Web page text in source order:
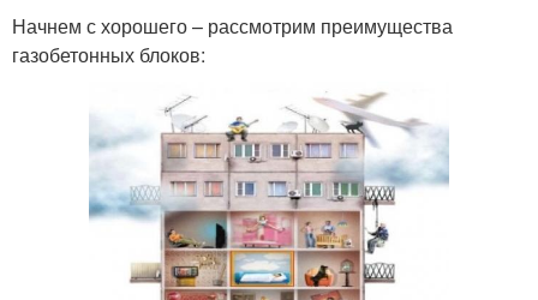
Начнем с хорошего – рассмотрим преимущества
газобетонных блоков: